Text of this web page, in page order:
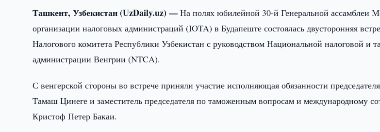
Ташкент, Узбекистан (UzDaily.uz) —На полях юбилейной 30-й Генеральной ассамблеи
организации налоговых администраций (IOTA) в Будапеште состоялась двусторонняя
Налогового комитета Республики Узбекистан с руководством Национальной налоговой и
администрации Венгрии (NTCA).
С венгерской стороны во встрече приняли участие исполняющая обязанности
Тамаш Цинеге и заместитель председателя по таможенным вопросам и международному
Кристоф Петер Бакаи.